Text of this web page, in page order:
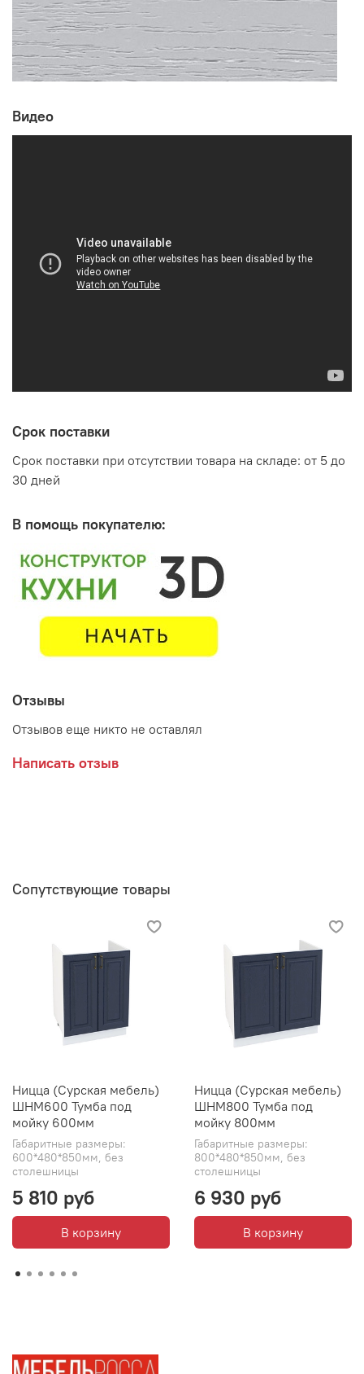
Видео
Срок поставки
Срок поставки при отсутствии товара на складе: от 5 до
30 дней
В помощь покупателю:
Отзывы
Отзывов еще никто не оставлял
Написать отзыв
Сопутствующие товары
Ницца (Сурская мебель)
ШНМ600 Тумба под
мойку 600мм
Габаритные размеры:
600*480*850мм, без
столешницы
5 810 руб
В корзину
Ницца (Сурская мебель)
ШНМ800 Тумба под
мойку 800мм
Габаритные размеры:
800*480*850мм, без
столешницы
6 930 руб
В корзину